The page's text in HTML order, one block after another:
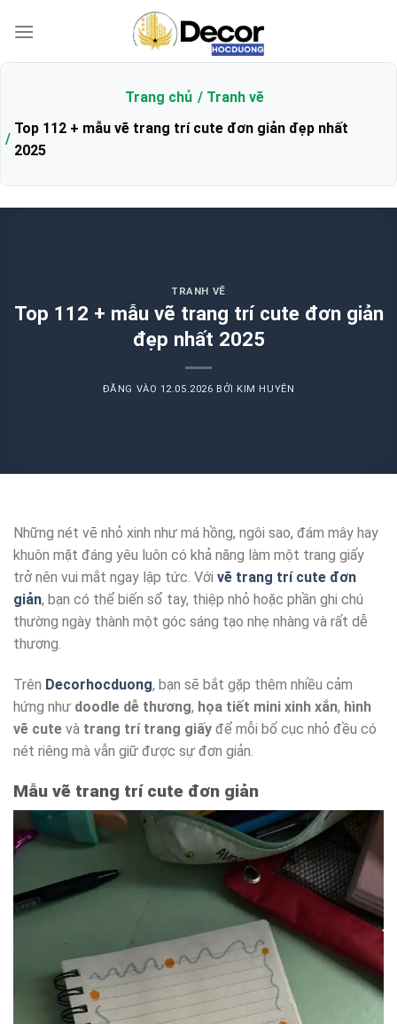
qua
Trang chủ
Tranh vẽ
Top 112 + mẫu vẽ trang trí cute đơn giản đẹp nhất
2025
TRANH VẼ
Top 112 + mẫu vẽ trang trí cute đơn giản
đẹp nhất 2025
ĐĂNG VÀO 12.05.2026 BỞI KIM HUYÊN
Những nét vẽ nhỏ xinh như má hồng, ngôi sao, đám mây hay
khuôn mặt đáng yêu luôn có khả năng làm một trang giấy
trở nên vui mắt ngay lập tức. Với vẽ trang trí cute đơn
giản, bạn có thể biến sổ tay, thiệp nhỏ hoặc phần ghi chú
thường ngày thành một góc sáng tạo nhẹ nhàng và rất dễ
thương.
Trên Decorhocduong, bạn sẽ bắt gặp thêm nhiều cảm
hứng như doodle dễ thương, họa tiết mini xinh xắn, hình
vẽ cute và trang trí trang giấy để mỗi bố cục nhỏ đều có
nét riêng mà vẫn giữ được sự đơn giản.
Mẫu vẽ trang trí cute đơn giản